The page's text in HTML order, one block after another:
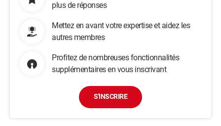
plus de réponses
Mettez en avant votre expertise et aidez les
autres membres
Profitez de nombreuses fonctionnalités
supplémentaires en vous inscrivant
S'INSCRIRE